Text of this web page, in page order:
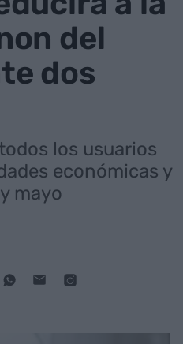
del
dos
los usuarios
económicas y
mayo